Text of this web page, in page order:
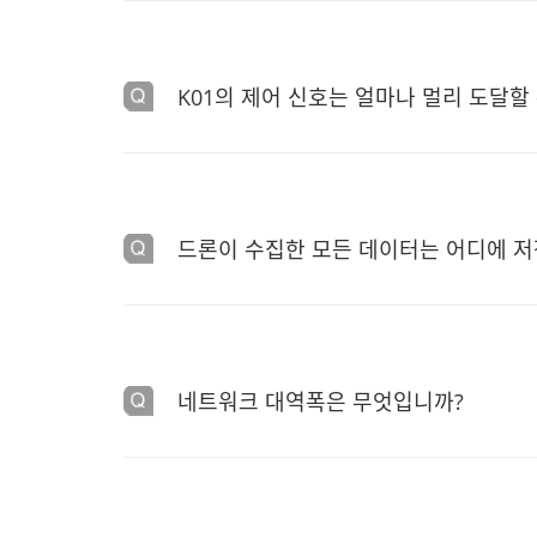
16.4Ah 용량의 배터리를 위한 10%에서 90%까지 70
K01의 제어 신호는 얼마나 멀리 도달할
드론이 수집한 모든 데이터는 어디에
네트워크 대역폭은 무엇입니까?